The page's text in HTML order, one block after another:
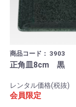
商品コード： 3903
正角皿8cm 黒
レンタル価格(税抜)
会員限定